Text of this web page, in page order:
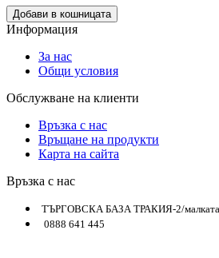
Добави в кошницата
Информация
За нас
Общи условия
Обслужване на клиенти
Връзка с нас
Връщане на продукти
Карта на сайта
Връзка с нас
ТЪРГОВСКА БАЗА ТРАКИЯ-2/малката
0888 641 445